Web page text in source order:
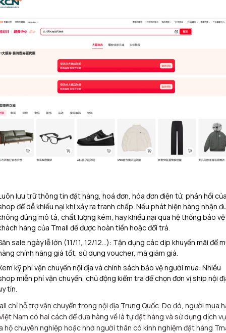
lưu trữ thông tin đặt hàng, hoá đơn, hóa đơn điện tử, phản hồi
để dễ khiếu nại khi xảy ra tranh chấp. Nếu phát hiện hàng nhận
đúng mô tả, chất lượng kém, hãy khiếu nại qua hệ thống bảo vệ
hàng của Tmall để được hoàn tiền hoặc đổi trả.
sale ngày lễ lớn (11/11, 12/12…): Tận dụng các dịp khuyến mãi để
chính hãng giá tốt, sử dụng voucher, mã giảm giá.​
kỹ phí vận chuyển nội địa và chính sách bảo vệ người mua: Nhiều
miễn phí vận chuyển, chủ động kiểm tra để chọn đơn vị ship nội
tín.​
chỉ hỗ trợ vận chuyển trong nội địa Trung Quốc. Do đó, người mua
Nam có hai cách để đưa hàng về là tự đặt hàng và sử dụng dịch vụ
hộ chuyên nghiệp hoặc nhờ người thân có kinh nghiệm đặt hàng